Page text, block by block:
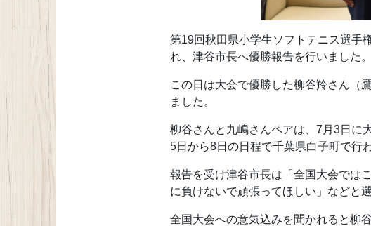
第19回秋田県小学生ソフトテニス選手
れ、津谷市長へ優勝報告を行いました。
この日は大会で優勝した柳谷羚さん（
ました。
柳谷さんと九嶋さんペアは、7月3日に
5日から8日の日程で千葉県白子町で行
報告を受け津谷市長は「全国大会では
に負けないで頑張ってほしい」などと
全国大会への意気込みを聞かれると柳